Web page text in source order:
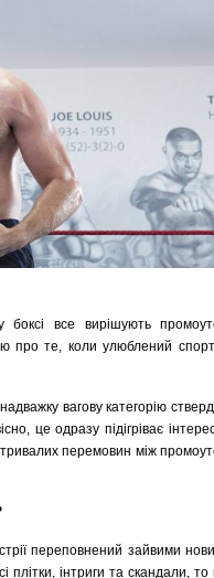
все вирішують
про те, коли улюблений
вагову категорію
це одразу підігріває
тривалих перемовин між
переповнений зайвими
плітки, інтриги та скандали,